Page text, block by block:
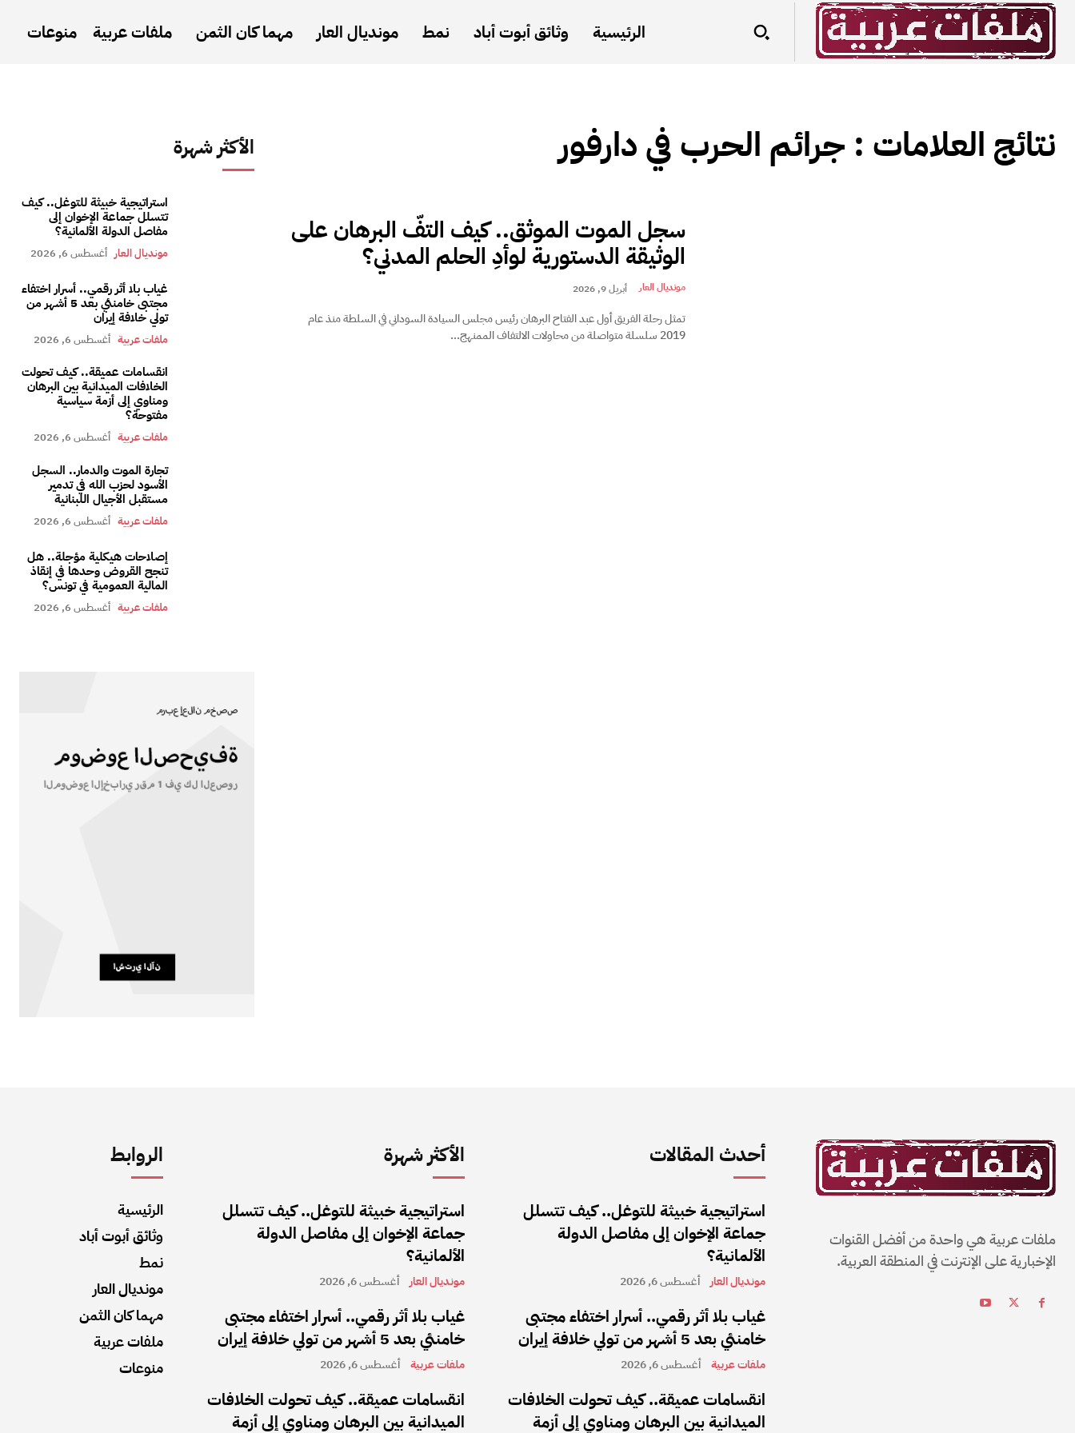
الرئيسية وثائق أبوت أباد نمط مونديال العار مهما كان الثمن ملفات عربية منوعات
الأكثر شهرة
استراتيجية خبيثة للتوغل.. كيف
تتسلل جماعة الإخوان إلى
مفاصل الدولة الألمانية؟
مونديال العار أغسطس 6, 2026
غياب بلا أثر رقمي.. أسرار اختفاء
مجتبى خامنئي بعد 5 أشهر من
تولي خلافة إيران
ملفات عربية أغسطس 6, 2026
انقسامات عميقة.. كيف تحولت
الخلافات الميدانية بين البرهان
ومناوي إلى أزمة سياسية
مفتوحة؟
ملفات عربية أغسطس 6, 2026
تجارة الموت والدمار.. السجل
الأسود لحزب الله في تدمير
مستقبل الأجيال اللبنانية
ملفات عربية أغسطس 6, 2026
إصلاحات هيكلية مؤجلة.. هل
تنجح القروض وحدها في إنقاذ
المالية العمومية في تونس؟
ملفات عربية أغسطس 6, 2026
نتائج العلامات : جرائم الحرب في دارفور
سجل الموت الموثق.. كيف التفّ البرهان على
الوثيقة الدستورية لوأدِ الحلم المدني؟
مونديال العار أبريل 9, 2026
تمثل رحلة الفريق أول عبد الفتاح البرهان رئيس مجلس السيادة السوداني في السلطة منذ عام
2019 سلسلة متواصلة من محاولات الالتفاف الممنهج...
الروابط
الرئيسية
وثائق أبوت أباد
نمط
مونديال العار
مهما كان الثمن
ملفات عربية
منوعات
الأكثر شهرة
استراتيجية خبيثة للتوغل.. كيف تتسلل
جماعة الإخوان إلى مفاصل الدولة
الألمانية؟
مونديال العار أغسطس 6, 2026
غياب بلا أثر رقمي.. أسرار اختفاء مجتبى
خامنئي بعد 5 أشهر من تولي خلافة إيران
ملفات عربية أغسطس 6, 2026
انقسامات عميقة.. كيف تحولت الخلافات
الميدانية بين البرهان ومناوي إلى أزمة
أحدث المقالات
استراتيجية خبيثة للتوغل.. كيف تتسلل
جماعة الإخوان إلى مفاصل الدولة
الألمانية؟
مونديال العار أغسطس 6, 2026
غياب بلا أثر رقمي.. أسرار اختفاء مجتبى
خامنئي بعد 5 أشهر من تولي خلافة إيران
ملفات عربية أغسطس 6, 2026
انقسامات عميقة.. كيف تحولت الخلافات
الميدانية بين البرهان ومناوي إلى أزمة
ملفات عربية هي واحدة من أفضل القنوات
الإخبارية على الإنترنت في المنطقة العربية.